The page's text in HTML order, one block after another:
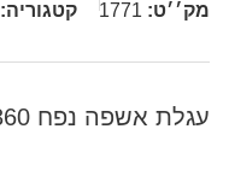
מק׳׳ט: 1771 קטגוריה:
עגלת אשפה נפח 360